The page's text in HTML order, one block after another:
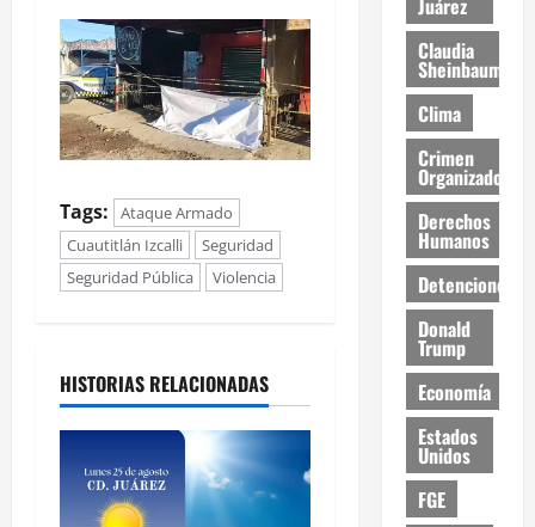
Tags:
Ataque Armado
Cuautitlán Izcalli
Seguridad
Seguridad Pública
Violencia
HISTORIAS RELACIONADAS
Juárez
Claudia
Sheinbaum
Clima
Crimen
Organizado
Derechos
Humanos
Detenciones
Donald
Trump
Economía
Estados
Unidos
FGE